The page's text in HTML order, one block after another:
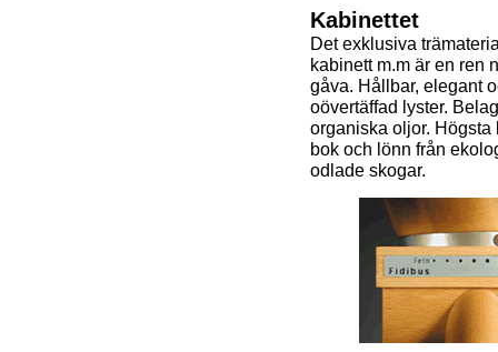
Kabinettet
Det exklusiva
kabinett m.m är en ren
gåva. Hållbar, elegant
oövertäffad lyster.
organiska oljor. Högsta
bok och lönn från
odlade skogar.